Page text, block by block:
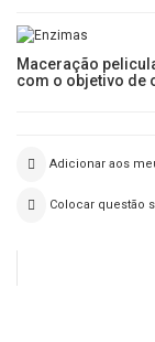
Maceração
com o objetivo de
Adicionar aos
Colocar questão